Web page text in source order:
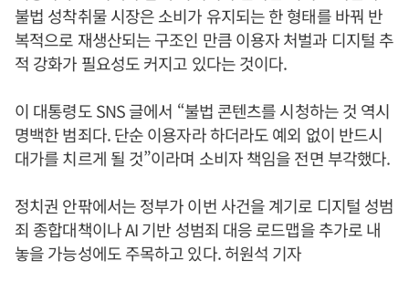
불법 성착취물 시장은 소비가 유지되는 한 형태를 바꿔 반
복적으로 재생산되는 구조인 만큼 이용자 처벌과 디지털 추
적 강화가 필요성도 커지고 있다는 것이다.
이 대통령도 SNS 글에서 “불법 콘텐츠를 시청하는 것 역시
명백한 범죄다. 단순 이용자라 하더라도 예외 없이 반드시
대가를 치르게 될 것”이라며 소비자 책임을 전면 부각했다.
정치권 안팎에서는 정부가 이번 사건을 계기로 디지털 성범
죄 종합대책이나 AI 기반 성범죄 대응 로드맵을 추가로 내
놓을 가능성에도 주목하고 있다. 허원석 기자